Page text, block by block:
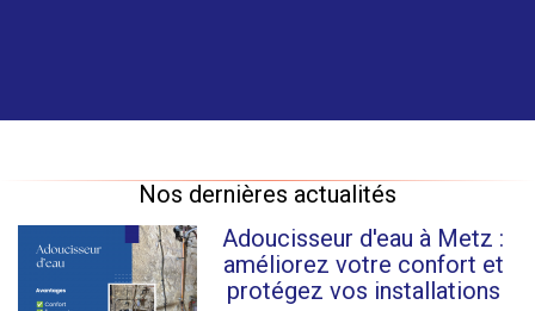
Nos dernières actualités
Adoucisseur d'eau à Metz :
améliorez votre confort et
protégez vos installations